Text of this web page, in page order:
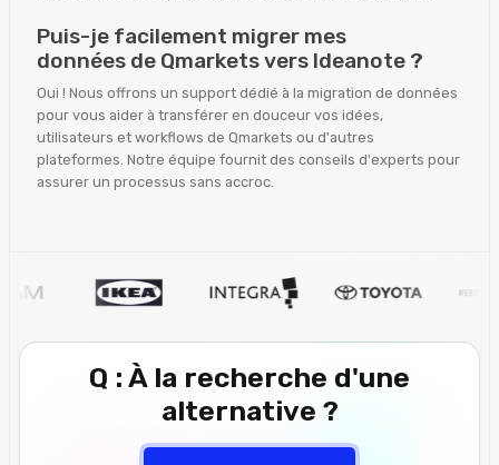
Puis-je facilement migrer mes
données de Qmarkets vers Ideanote ?
Oui ! Nous offrons un support dédié à la migration de données
pour vous aider à transférer en douceur vos idées,
utilisateurs et workflows de Qmarkets ou d'autres
plateformes. Notre équipe fournit des conseils d'experts pour
assurer un processus sans accroc.
Q : À la recherche d'une
alternative ?